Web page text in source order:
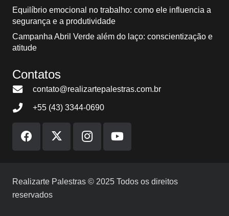
Equilíbrio emocional no trabalho: como ele influencia a
segurança e a produtividade
Campanha Abril Verde além do laço: conscientização e
atitude
Contatos
contato@realizartepalestras.com.br
+55 (43) 3344-0690
Realizarte Palestras © 2025 Todos os direitos
reservados